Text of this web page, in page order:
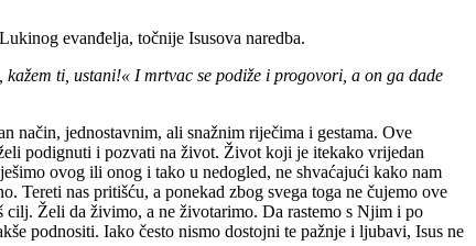
evanđelja, točnije Isusova naredba.
ti, ustani!« I mrtvac se podiže i progovori, a on ga dade
način, jednostavnim, ali snažnim riječima i gestama. Ove
podignuti i pozvati na život. Život koji je itekako vrijedan
ovog ili onog i tako u nedogled, ne shvaćajući kako nam
Tereti nas pritišću, a ponekad zbog svega toga ne čujemo ove
cilj. Želi da živimo, a ne životarimo. Da rastemo s Njim i po
podnositi. Iako često nismo dostojni te pažnje i ljubavi, Isus ne